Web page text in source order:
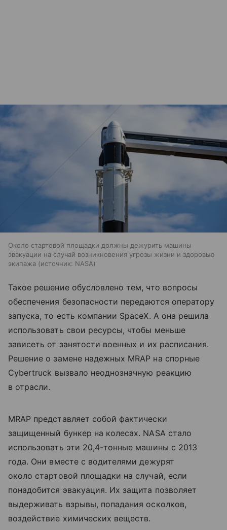
Около стартовой площадки должны дежурить машины
эвакуации на случай возникновения угрозы жизни и здоровью
экипажа
источник: NASA
Такое решение обусловлено тем, что вопросы
обеспечения безопасности передаются оператору
запуска, то есть компании SpaceX. А она решила
использовать свои ресурсы, чтобы меньше
зависеть от занятости военных и их расписания.
Решение о замене надежных MRAP на спорные
Cybertruck вызвало неоднозначную реакцию
в отрасли.
MRAP представляет собой фактически
защищенный бункер на колесах. NASA стало
использовать эти 20,4-тонные машины с 2013
года. Они вместе с водителями дежурят
около стартовой площадки на случай, если
понадобится эвакуация. Их защита позволяет
выдерживать взрывы, попадания осколков,
воздействие химических веществ.